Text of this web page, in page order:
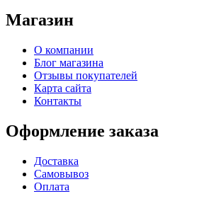
Магазин
О компании
Блог магазина
Отзывы покупателей
Карта сайта
Контакты
Оформление заказа
Доставка
Самовывоз
Оплата